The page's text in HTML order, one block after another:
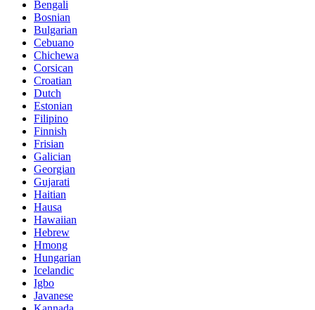
Bengali
Bosnian
Bulgarian
Cebuano
Chichewa
Corsican
Croatian
Dutch
Estonian
Filipino
Finnish
Frisian
Galician
Georgian
Gujarati
Haitian
Hausa
Hawaiian
Hebrew
Hmong
Hungarian
Icelandic
Igbo
Javanese